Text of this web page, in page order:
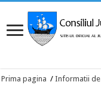
Prima pagina / Informatii